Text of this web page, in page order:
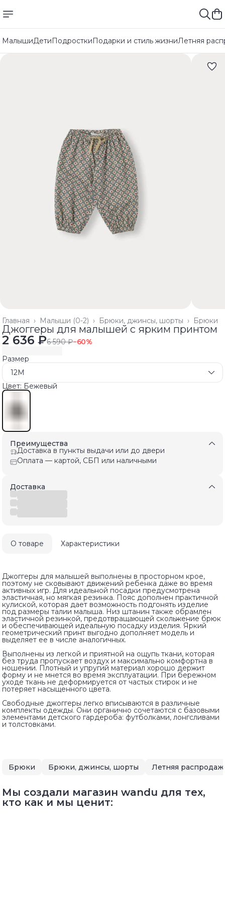
МалышиДетиПодросткиПодарки и стиль жизниЛетняя
Брюки
Брюки, джинсы, шорты ›
Малыши (0-2) ›
Главная ›
Джоггеры для малышей с ярким принтом
2 636 ₽6 590 ₽−60%
Размер
12M
Цвет: Бежевый
Преимущества
Доставка в пункты выдачи или до двери
Оплата — картой, СБП или наличными
Доставка
О товаре Характеристики
Джоггеры для малышей выполнены в просторном крое,
поэтому не сковывают движений ребенка даже во время
активных игр. Для идеальной посадки предусмотрена
эластичная, но мягкая резинка. Пояс дополнен практичной
кулиской, которая дает возможность подгонять изделие
под размеры талии малыша. Низ штанин также обрамлен
эластичной резинкой, предотвращающей скольжение брюк
и обеспечивающей идеальную посадку изделия. Яркий
геометрический принт выгодно дополняет модель и
выделяет ее в числе аналогичных.
Выполнены из легкой и приятной на ощупь ткани, которая
без труда пропускает воздух и максимально комфортна в
ношении. Плотный и упругий материал хорошо держит
форму и не мнется во время эксплуатации. При бережном
уходе ткань не деформируется от частых стирок и не
потеряет насыщенного цвета.
Свободные джоггеры легко вписываются в различные
комплекты одежды. Они органично сочетаются с базовыми
элементами детского гардероба: футболками, лонгсливами
и толстовками.
Брюки Брюки, джинсы, шорты
Мы создали магазин wandu для тех,
кто как и мы ценит: